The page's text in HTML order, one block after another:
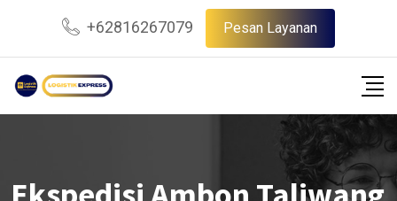
content
+62816267079 Pesan Layanan